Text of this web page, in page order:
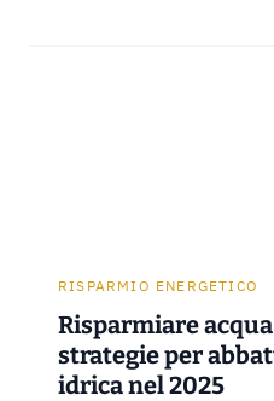
RISPARMIO ENERGETICO
Risparmiare
strategie per
idrica nel 2025